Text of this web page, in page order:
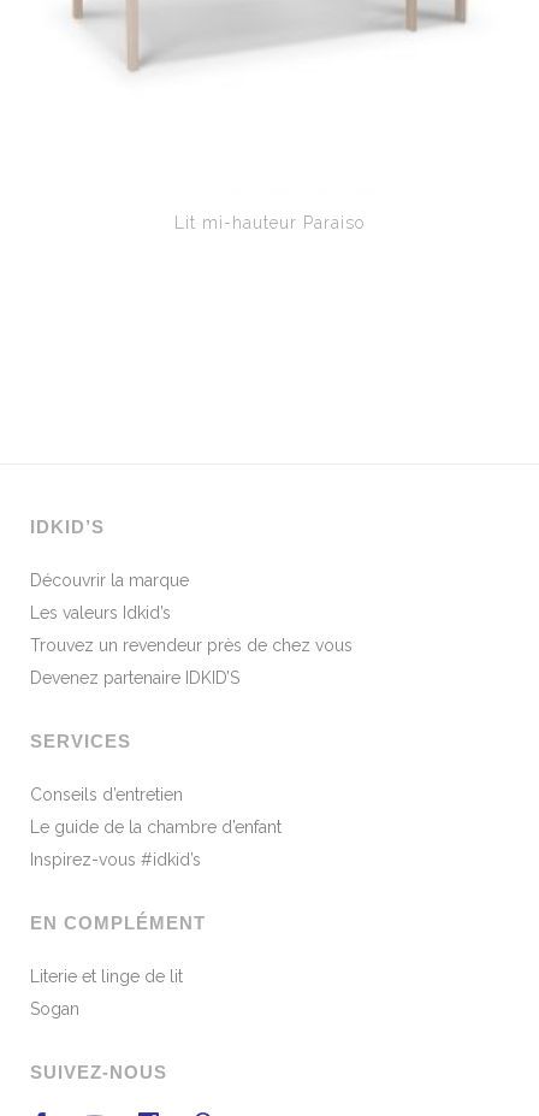
Lit mi-hauteur Paraiso
IDKID’S
Découvrir la marque
Les valeurs Idkid’s
Trouvez un revendeur près de chez vous
Devenez partenaire IDKID’S
SERVICES
Conseils d’entretien
Le guide de la chambre d’enfant
Inspirez-vous #idkid’s
EN COMPLÉMENT
Literie et linge de lit
Sogan
SUIVEZ-NOUS